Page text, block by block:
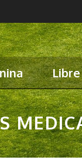
Libre